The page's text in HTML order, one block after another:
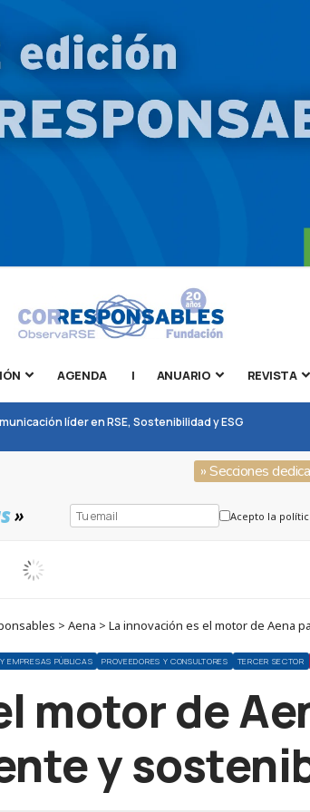
AGENDA | ANUARIO REVISTA
líder en RSE, Sostenibilidad y ESG
» Secciones
» Acepto la
> Aena > La innovación es el motor de Aena
EMPRESAS PÚBLICAS PROVEEDORES Y CONSULTORES TERCER SECTOR
motor de
y